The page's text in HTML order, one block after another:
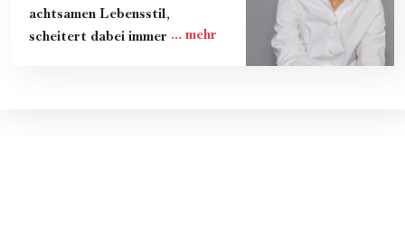
achtsamen Lebensstil,
scheitert dabei immer wieder